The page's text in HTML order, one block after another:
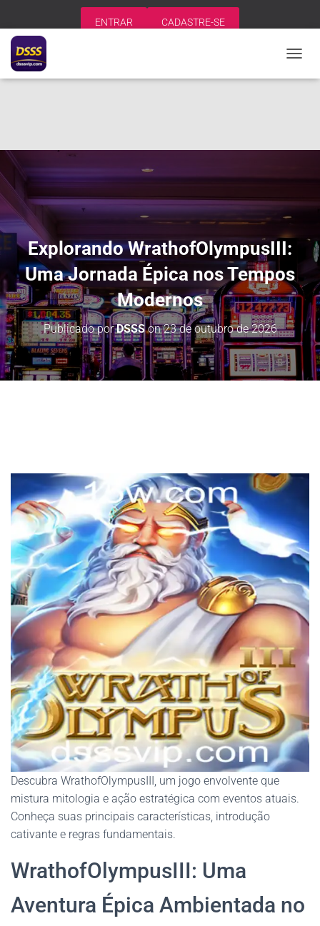
ENTRAR CADASTRE-SE
L
V
A
O
Explorando WrathofOlympusIII:
Uma Jornada Épica nos Tempos
Modernos
Publicado porDSSSon23 de outubro de 2026
Descubra WrathofOlympusIII, um jogo envolvente que
mistura mitologia e ação estratégica com eventos atuais.
Conheça suas principais características, introdução
cativante e regras fundamentais.
WrathofOlympusIII: Uma
Aventura Épica Ambientada no